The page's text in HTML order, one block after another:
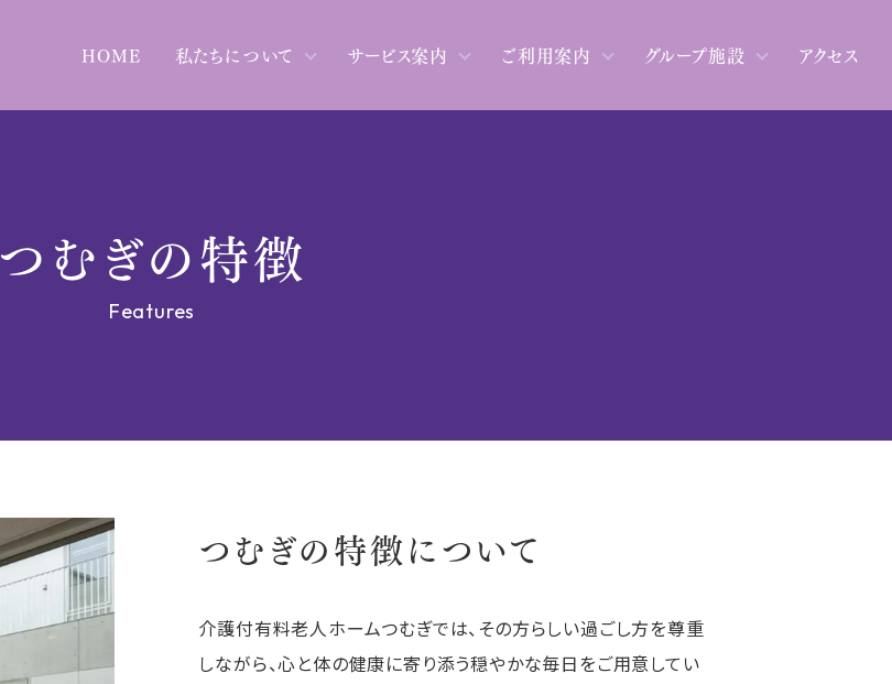
HOME 私たちについて サービス案内 ご利用案内 グループ施設 アクセス
つむぎの特徴
Features
つむぎの特徴について
介護付有料老人ホームつむぎでは、その方らしい過ごし方を尊重
しながら、心と体の健康に寄り添う穏やかな毎日をご用意してい